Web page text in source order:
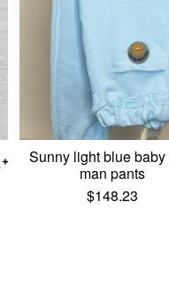
Sunny light blue
man pants
$148.23